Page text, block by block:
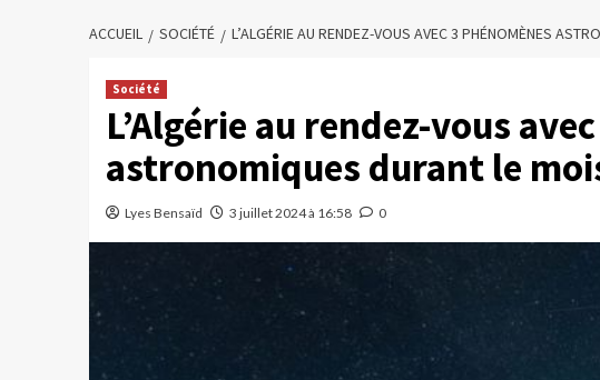
ACCUEIL SOCIÉTÉ L’ALGÉRIE AU RENDEZ-VOUS AVEC 3 PHÉNOMÈNES
Société
L’Algérie au rendez-vous
astronomiques durant le
Lyes Bensaïd 3 juillet 2024 à 16:58 0